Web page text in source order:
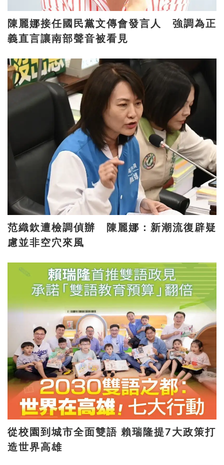
陳麗娜接任國民黨文傳會發言人 強調為正
義直言讓南部聲音被看見
范織欽遭檢調偵辦 陳麗娜：新潮流復辟疑
慮並非空穴來風
從校園到城市全面雙語 賴瑞隆提7大政策打
造世界高雄